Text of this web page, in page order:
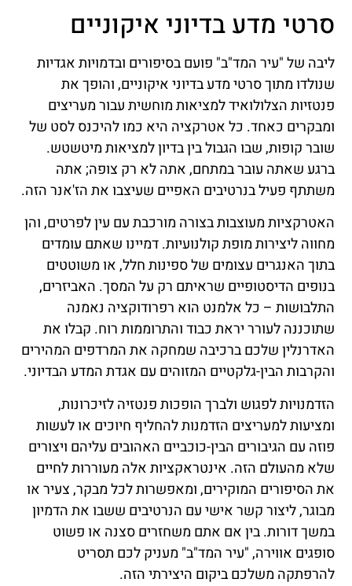
סרטי מדע בדיוני איקוניים
ליבה של "עיר המד"ב" פועם בסיפורים ובדמויות אגדיות
שנולדו מתוך סרטי מדע בדיוני איקוניים, והופך את
פנטזיות הצלולואיד למציאות מוחשית עבור מעריצים
ומבקרים כאחד. כל אטרקציה היא כמו להיכנס לסט של
שובר קופות, שבו הגבול בין בדיון למציאות מיטשטש.
ברגע שאתה עובר במתחם, אתה לא רק צופה; אתה
משתתף פעיל בנרטיבים האפיים שעיצבו את הז'אנר הזה.
האטרקציות מעוצבות בצורה מורכבת עם עין לפרטים, והן
מחווה ליצירות מופת קולנועיות. דמיינו שאתם עומדים
בתוך האנגרים עצומים של ספינות חלל, או משוטטים
בנופים הדיסטופיים שראיתם רק על המסך. האביזרים,
התלבושות – כל אלמנט הוא רפרודוקציה נאמנה
שתוכננה לעורר יראת כבוד והתרוממות רוח. קבלו את
האדרנלין שלכם ברכיבה שמחקה את המרדפים המהירים
והקרבות הבין-גלקטיים המזוהים עם אגדת המדע הבדיוני.
הזדמנויות לפגוש ולברך הופכות פנטזיה לזיכרונות,
ומציעות למעריצים הזדמנות להחליף חיוכים או לעשות
פוזה עם הגיבורים הבין-כוכביים האהובים עליהם ויצורים
שלא מהעולם הזה. אינטראקציות אלה מעוררות לחיים
את הסיפורים המוקירים, ומאפשרות לכל מבקר, צעיר או
מבוגר, ליצור קשר אישי עם הנרטיבים ששבו את הדמיון
במשך דורות. בין אם אתם משחזרים סצנה או פשוט
סופגים אווירה, "עיר המד"ב" מעניק לכם תסריט
להרפתקה משלכם ביקום היצירתי הזה.